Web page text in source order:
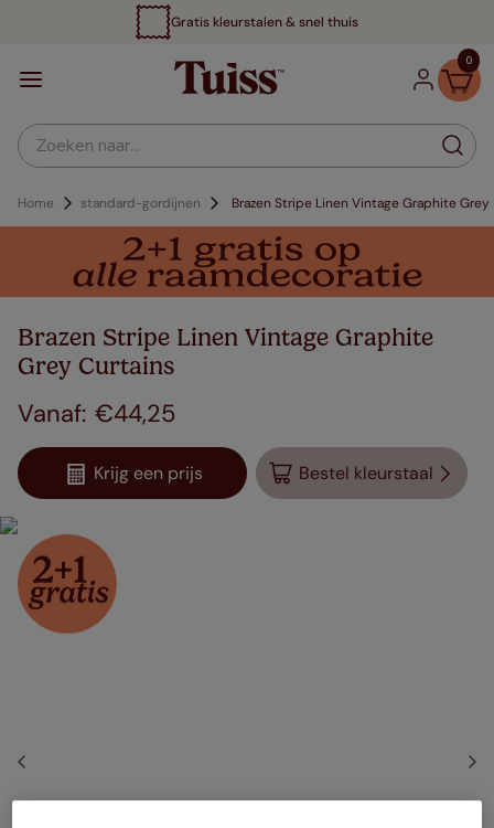
Gratis kleurstalen & snel thuis
0
Zoeken naar...
Home standard-gordijnen Brazen Stripe Linen Vintage Graphite Grey
Brazen Stripe Linen Vintage Graphite
Grey Curtains
€44,25
Krijg een prijs Bestel kleurstaal